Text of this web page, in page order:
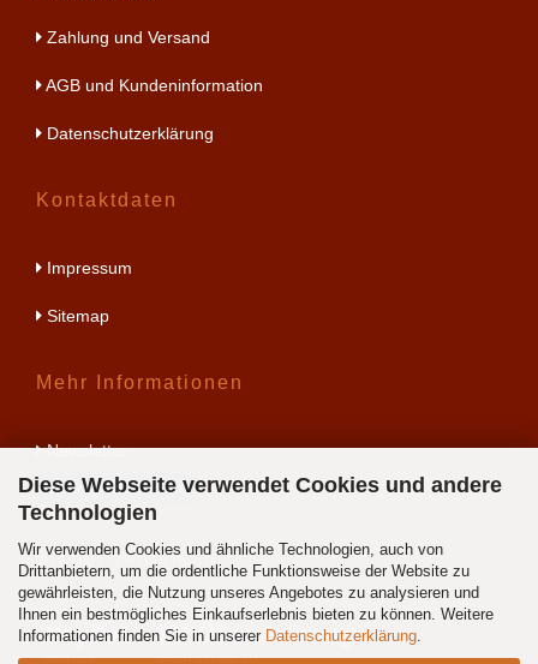
Diese Webseite verwendet Cookies und andere
Technologien
Wir verwenden Cookies und ähnliche Technologien, auch von
Drittanbietern, um die ordentliche Funktionsweise der Website zu
gewährleisten, die Nutzung unseres Angebotes zu analysieren und
Ihnen ein bestmögliches Einkaufserlebnis bieten zu können. Weitere
Informationen finden Sie in unserer Datenschutzerklärung
Zahlung und Versand
AGB und Kundeninformation
Datenschutzerklärung
Kontaktdaten
Impressum
Sitemap
Mehr Informationen
Newsletter
Vertrag widerrufen
Sicher zahlen mit